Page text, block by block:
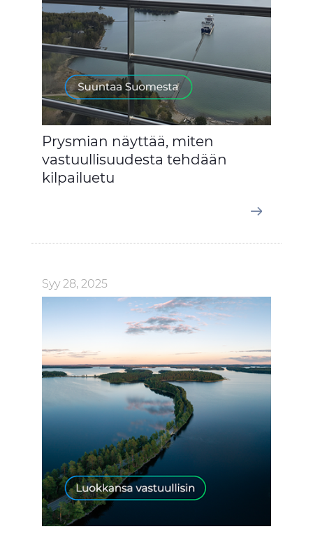
Prysmian näyttää, miten
vastuullisuudesta tehdään
kilpailuetu
Syy 28, 2025